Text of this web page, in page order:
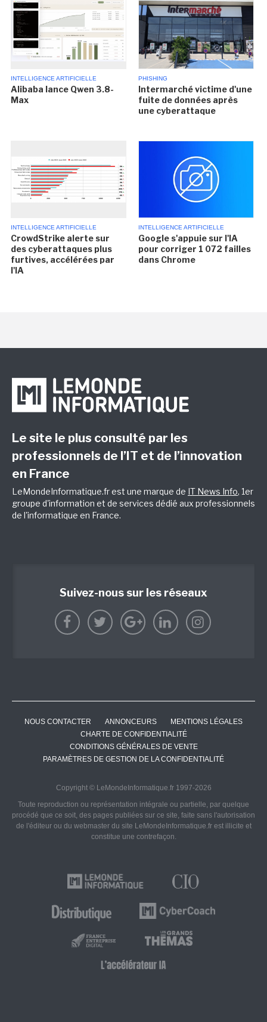
INTELLIGENCE ARTIFICIELLE
Alibaba lance Qwen 3.8-
Max
PHISHING
Intermarché victime d'une
fuite de données après
une cyberattaque
INTELLIGENCE ARTIFICIELLE
CrowdStrike alerte sur
des cyberattaques plus
furtives, accélérées par
l'IA
INTELLIGENCE ARTIFICIELLE
Google s'appuie sur l'IA
pour corriger 1 072 failles
dans Chrome
Le site le plus consulté par les
professionnels de l’IT et de l’innovation
en France
LeMondeInformatique.fr est une marque de IT News Info, 1er
groupe d'information et de services dédié aux professionnels
de l'informatique en France.
Suivez-nous sur les réseaux
NOUS CONTACTER ANNONCEURS
MENTIONS LÉGALES
CHARTE DE CONFIDENTIALITÉ
CONDITIONS GÉNÉRALES DE VENTE
PARAMÈTRES DE GESTION DE LA CONFIDENTIALITÉ
Copyright © LeMondeInformatique.fr 1997-2026
Toute reproduction ou représentation intégrale ou partielle, par quelque
procédé que ce soit, des pages publiées sur ce site, faite sans l'autorisation
de l'éditeur ou du webmaster du site LeMondeInformatique.fr est illicite et
constitue une contrefaçon.